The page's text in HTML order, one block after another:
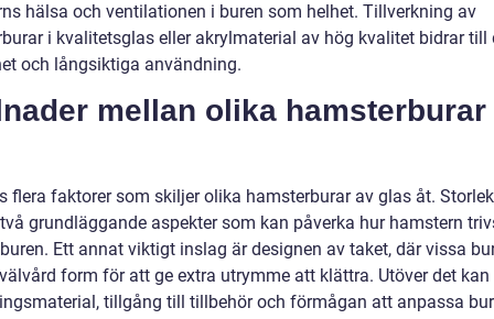
hälsa och ventilationen i buren som helhet. Tillverkning av
i kvalitetsglas eller akrylmaterial av hög kvalitet bidrar till
och långsiktiga användning.
mellan olika hamsterburar
flera faktorer som skiljer olika hamsterburar av glas åt.
grundläggande aspekter som kan påverka hur hamstern
Ett annat viktigt inslag är designen av taket, där vissa
form för att ge extra utrymme att klättra. Utöver det kan
tillgång till tillbehör och förmågan att anpassa